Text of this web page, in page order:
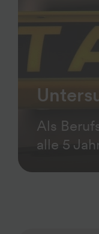
Als
alle 5